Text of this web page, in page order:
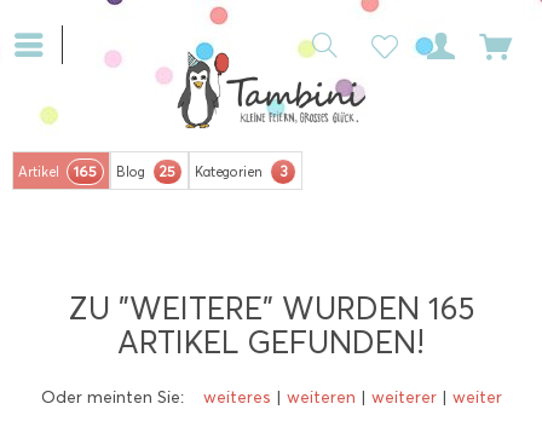
Artikel 165 Blog 25 Kategorien 3
ZU "WEITERE" WURDEN 165
ARTIKEL GEFUNDEN!
Oder meinten Sie: weiteres | weiteren | weiterer| weiter